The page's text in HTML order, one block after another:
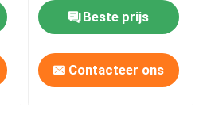
Beste prijs
Contacteer ons